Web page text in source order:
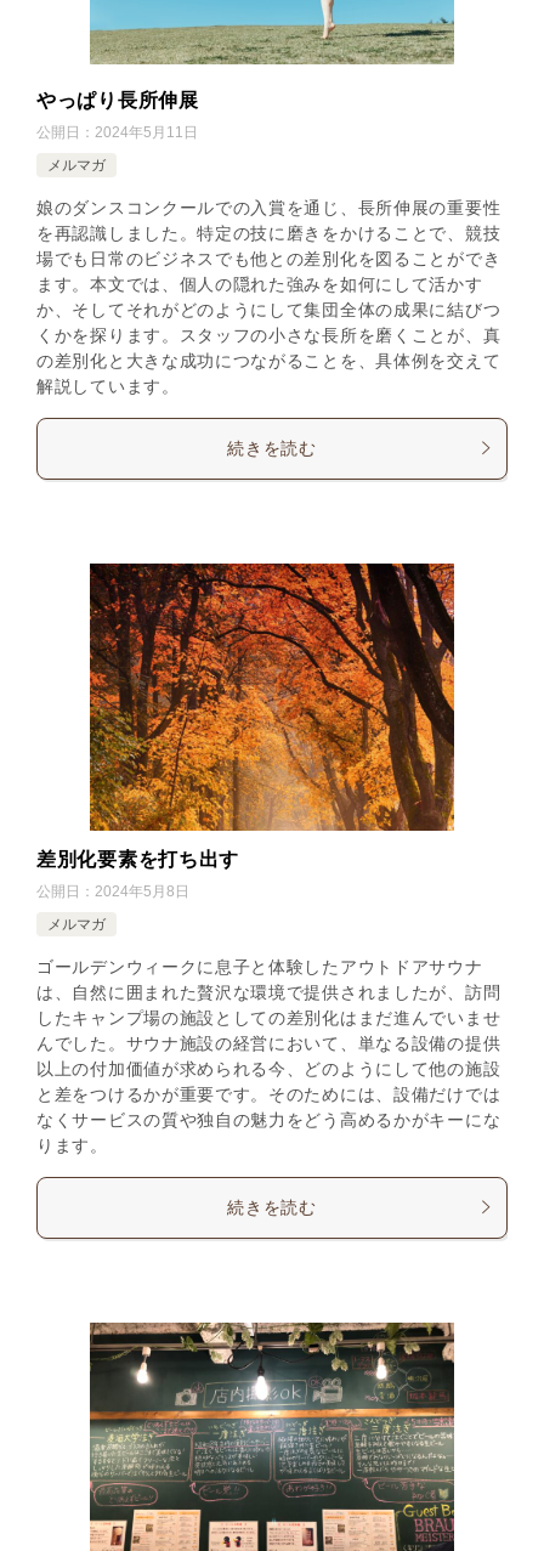
やっぱり長所伸展
公開日： 2024年5月11日
メルマガ
娘のダンスコンクールでの入賞を通じ、長所伸展の重要性
を再認識しました。特定の技に磨きをかけることで、競技
場でも日常のビジネスでも他との差別化を図ることができ
ます。本文では、個人の隠れた強みを如何にして活かす
か、そしてそれがどのようにして集団全体の成果に結びつ
くかを探ります。スタッフの小さな長所を磨くことが、真
の差別化と大きな成功につながることを、具体例を交えて
解説しています。
続きを読む
差別化要素を打ち出す
公開日： 2024年5月8日
メルマガ
ゴールデンウィークに息子と体験したアウトドアサウナ
は、自然に囲まれた贅沢な環境で提供されましたが、訪問
したキャンプ場の施設としての差別化はまだ進んでいませ
んでした。サウナ施設の経営において、単なる設備の提供
以上の付加価値が求められる今、どのようにして他の施設
と差をつけるかが重要です。そのためには、設備だけでは
なくサービスの質や独自の魅力をどう高めるかがキーにな
ります。
続きを読む